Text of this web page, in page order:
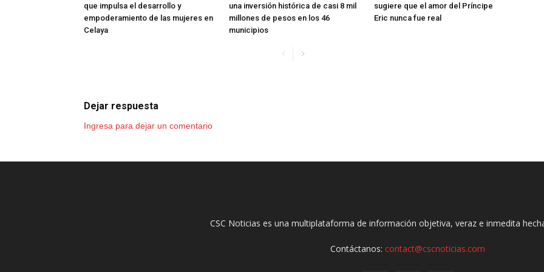
que impulsa el desarrollo y
empoderamiento de las mujeres en
Celaya
una inversión histórica de casi 8 mil
millones de pesos en los 46
municipios
sugiere que el amor del Príncipe
Eric nunca fue real
Dejar respuesta
Ingresa para dejar un comentario
CSC Noticias es una multiplataforma de información objetiva, veraz e inmedita
Contáctanos:contact@cscnoticias.com